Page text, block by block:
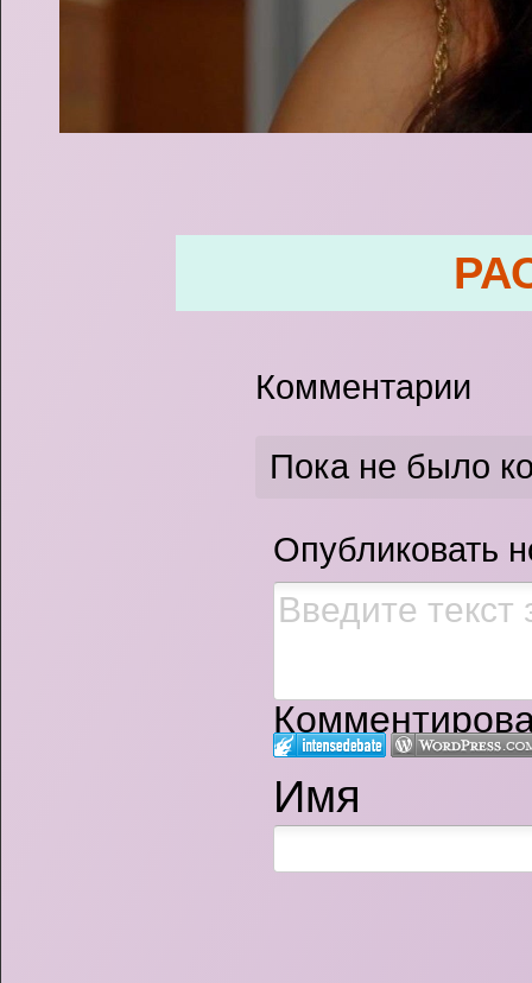
Комментарии
Пока не было
Опубликовать
Имя